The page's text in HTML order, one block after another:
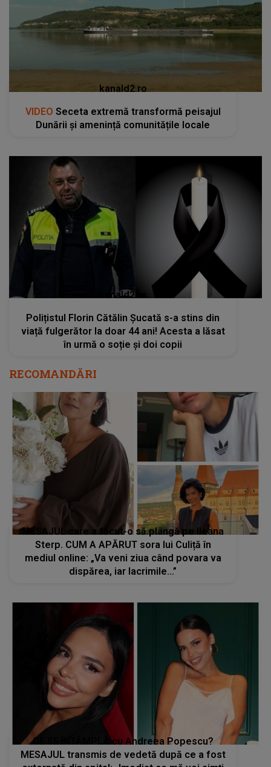
kanald2.ro
VIDEO Seceta extremă transformă peisajul
Dunării și amenință comunitățile locale
kanald2.ro
Polițistul Florin Cătălin Șucată s-a stins din
viață fulgerător la doar 44 ani! Acesta a lăsat
în urmă o soție și doi copii
RECOMANDĂRI
MESAJUL care a făcut-o să plângă pe Ileana
Sterp. CUM A APĂRUT sora lui Culiță în
mediul online: „Va veni ziua când povara va
dispărea, iar lacrimile...”
CE SE ÎNTÂMPLĂ cu Andreea Popescu?
MESAJUL transmis de vedetă după ce a fost